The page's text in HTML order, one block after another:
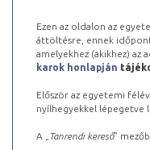
Ezen az oldalon az
áttöltésre, ennek
amelyekhez (akikhez)
karok honlapján
Először az egyetemi
nyílhegyekkel lépegetve
A „ Tanrendi kereső”